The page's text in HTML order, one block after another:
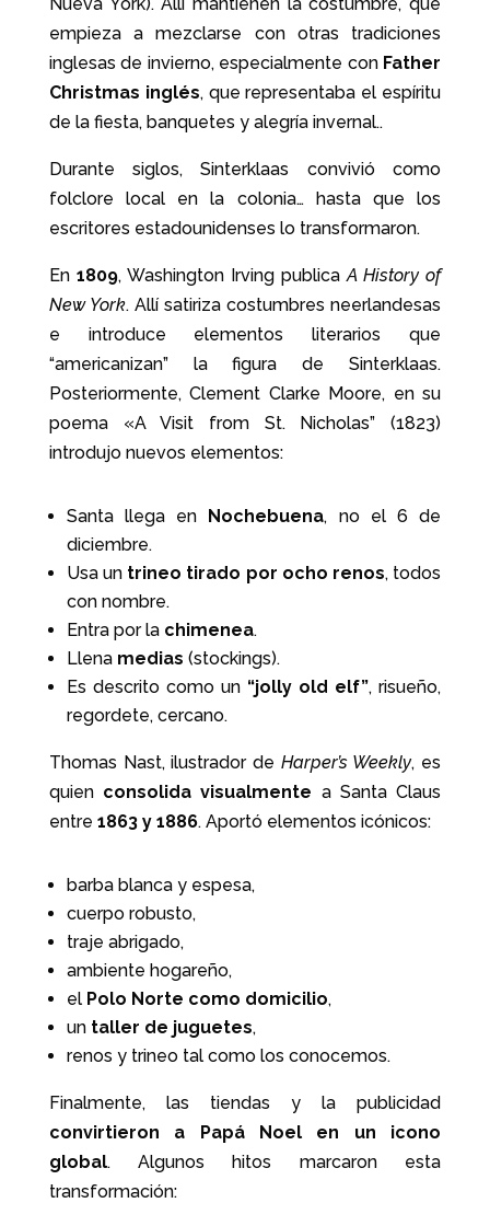
empieza a mezclarse con otras tradiciones
inglesas de invierno, especialmente con Father
Christmas inglés, que representaba el espíritu
de la fiesta, banquetes y alegría invernal..
Durante siglos, Sinterklaas convivió como
folclore local en la colonia… hasta que los
escritores estadounidenses lo transformaron.
En 1809, Washington Irving publicaA History of
New York. Allí satiriza costumbres neerlandesas
e introduce elementos literarios que
“americanizan” la figura de Sinterklaas.
Posteriormente, Clement Clarke Moore, en su
poema «A Visit from St. Nicholas” (1823)
introdujo nuevos elementos:
Santa llega en Nochebuena, no el 6 de
diciembre.
Usa un trineo tirado por ocho renos, todos
con nombre.
Entra por la chimenea.
Llena medias (stockings).
Es descrito como un “jolly old elf”, risueño,
regordete, cercano.
Thomas Nast, ilustrador de Harper’s Weekly, es
quien consolida visualmente a Santa Claus
entre 1863 y 1886. Aportó elementos icónicos:
barba blanca y espesa,
cuerpo robusto,
traje abrigado,
ambiente hogareño,
el Polo Norte como domicilio,
un taller de juguetes,
renos y trineo tal como los conocemos.
Finalmente, las tiendas y la publicidad
convirtieron a Papá Noel en un icono
global. Algunos hitos marcaron esta
transformación: